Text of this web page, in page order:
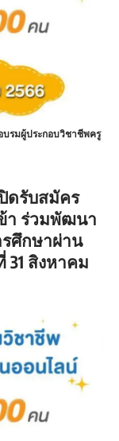
บรมผู้ประกอบวิชาชีพครู
ดรับสมัคร
า ร่วมพัฒนา
ศึกษาผ่าน
สิงหาคม